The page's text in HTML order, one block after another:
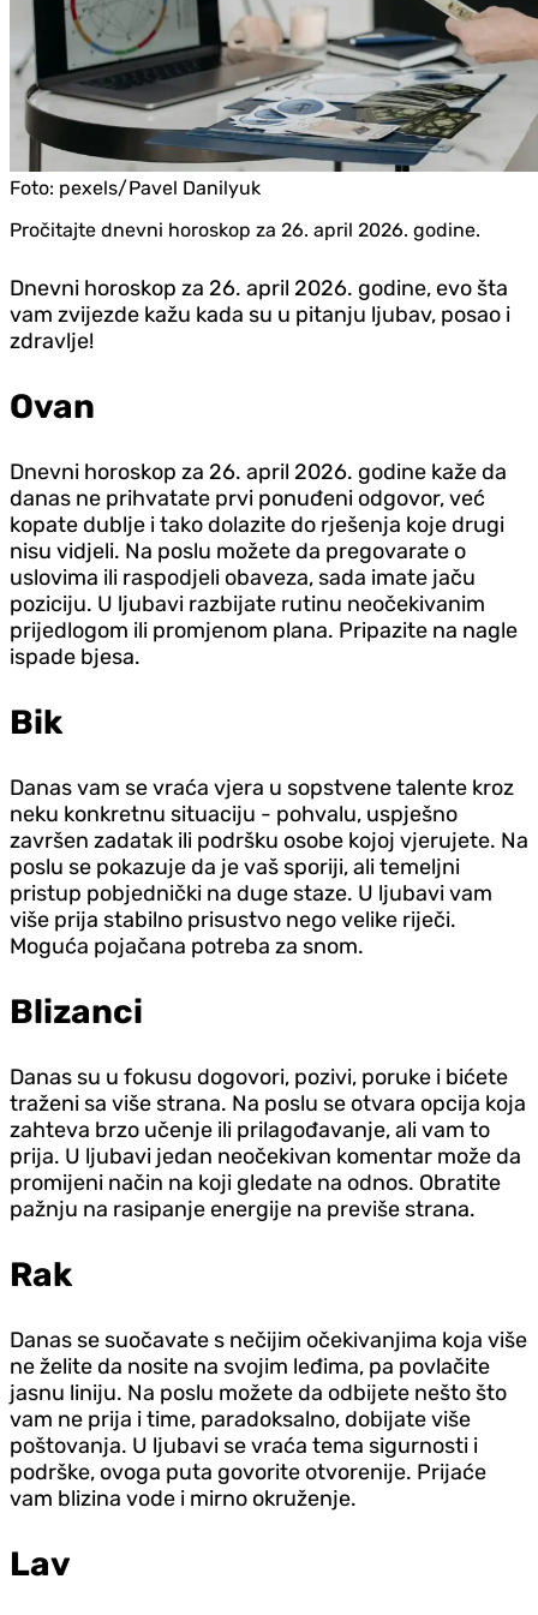
Foto: pexels/Pavel Danilyuk
Pročitajte dnevni horoskop za 26. april 2026. godine.
Dnevni horoskop za 26. april 2026. godine, evo šta
vam zvijezde kažu kada su u pitanju ljubav, posao i
zdravlje!
Ovan
Dnevni horoskop za 26. april 2026. godine kaže da
danas ne prihvatate prvi ponuđeni odgovor, već
kopate dublje i tako dolazite do rješenja koje drugi
nisu vid‌jeli. Na poslu možete da pregovarate o
uslovima ili raspod‌jeli obaveza, sada imate jaču
poziciju. U ljubavi razbijate rutinu neočekivanim
prijedlogom ili promjenom plana. Pripazite na nagle
ispade bjesa.
Bik
Danas vam se vraća vjera u sopstvene talente kroz
neku konkretnu situaciju - pohvalu, uspješno
završen zadatak ili podršku osobe kojoj vjerujete. Na
poslu se pokazuje da je vaš sporiji, ali temeljni
pristup pobjednički na duge staze. U ljubavi vam
više prija stabilno prisustvo nego velike riječi.
Moguća pojačana potreba za snom.
Blizanci
Danas su u fokusu dogovori, pozivi, poruke i bićete
traženi sa više strana. Na poslu se otvara opcija koja
zahteva brzo učenje ili prilagođavanje, ali vam to
prija. U ljubavi jedan neočekivan komentar može da
promijeni način na koji gledate na odnos. Obratite
pažnju na rasipanje energije na previše strana.
Rak
Danas se suočavate s nečijim očekivanjima koja više
ne želite da nosite na svojim leđima, pa povlačite
jasnu liniju. Na poslu možete da odbijete nešto što
vam ne prija i time, paradoksalno, dobijate više
poštovanja. U ljubavi se vraća tema sigurnosti i
podrške, ovoga puta govorite otvorenije. Prijaće
vam blizina vode i mirno okruženje.
Lav